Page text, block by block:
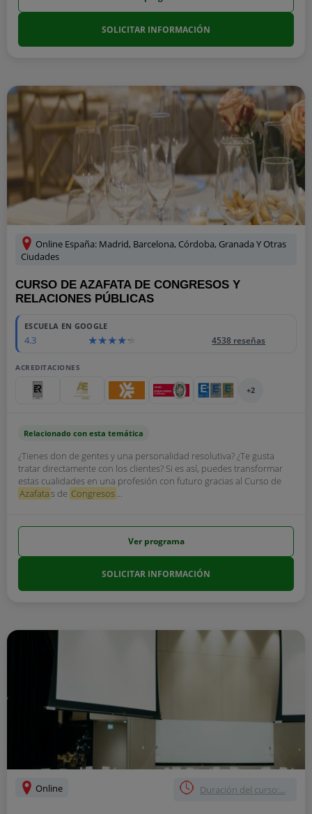
SOLICITAR INFORMACIÓN
Online España: Madrid, Barcelona, Córdoba, Granada Y Otras
Ciudades
CURSO DE AZAFATA DE CONGRESOS Y
RELACIONES PÚBLICAS
ESCUELA EN GOOGLE
4.3 4538 reseñas
ACREDITACIONES
+2
Relacionado con esta temática
¿Tienes don de gentes y una personalidad resolutiva? ¿Te gusta
tratar directamente con los clientes? Si es así, puedes transformar
estas cualidades en una profesión con futuro gracias al Curso de
Azafatas de Congresos...
Ver programa
SOLICITAR INFORMACIÓN
Online Duración del curso:...